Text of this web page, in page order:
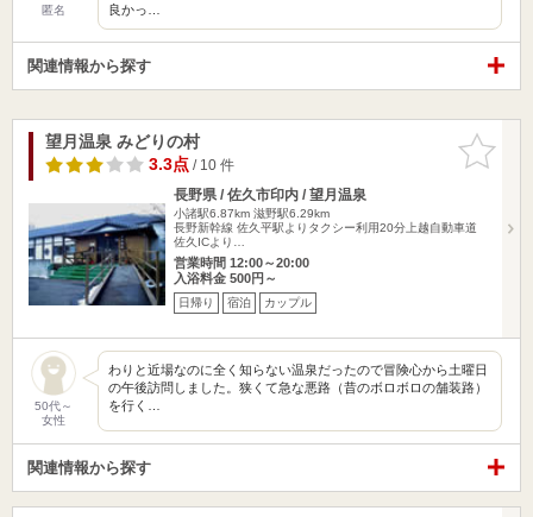
匿名
良かっ…
関連情報から探す
お気に入
りに追加
望月温泉 みどりの村
3.3点/ 10 件
長野県 / 佐久市印内 / 望月温泉
小諸駅6.87km 滋野駅6.29km
長野新幹線 佐久平駅よりタクシー利用20分上越自動車道
佐久ICより…
営業時間 12:00～20:00
入浴料金 500円～
日帰り 宿泊 カップル
50代～
女性
わりと近場なのに全く知らない温泉だったので冒険心から土曜日
の午後訪問しました。狭くて急な悪路（昔のボロボロの舗装路）
を行く…
関連情報から探す